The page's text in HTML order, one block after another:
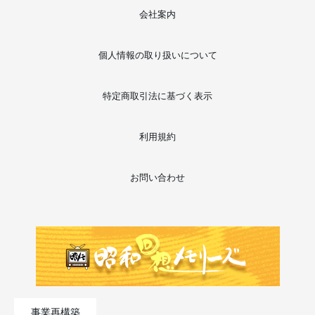
会社案内
個人情報の取り扱いについて
特定商取引法に基づく表示
利用規約
お問い合わせ
事業再構築